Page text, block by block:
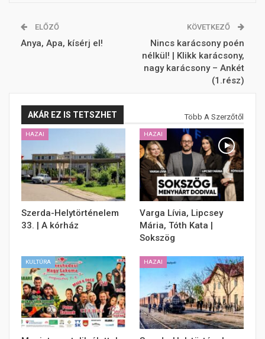
ELŐZŐ
Anya, Apa, kísérj el!
KÖVETKEZŐ
Nincs karácsony poén
nélkül! | Klikk karácsony,
nagy karácsony – Ankét
(1.rész)
AKÁR EZ IS TETSZHET Több A Szerzőtől
HAZAI
Szerda-Helytörténelem
33. | A kórház
HAZAI
Varga Lívia, Lipcsey
Mária, Tóth Kata |
Sokszög
KULTÚRA HAZAI